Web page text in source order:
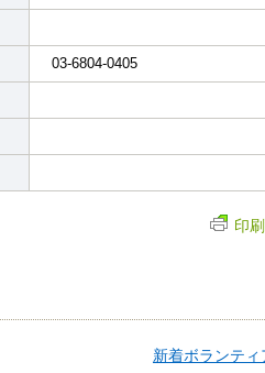
03‐6804‐0405
印
新着ボランテ